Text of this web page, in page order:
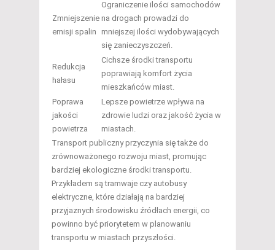
Zmniejszenie
emisji spalin
Ograniczenie ilości samochodów
na drogach prowadzi do
mniejszej ilości wydobywających
się zanieczyszczeń.
Redukcja
hałasu
Cichsze środki transportu
poprawiają komfort życia
mieszkańców miast.
Poprawa
jakości
powietrza
Lepsze powietrze wpływa na
zdrowie ludzi oraz jakość życia w
miastach.
Transport publiczny przyczynia się także do
zrównoważonego rozwoju miast, promując
bardziej ekologiczne środki transportu.
Przykładem są tramwaje czy autobusy
elektryczne, które działają na bardziej
przyjaznych środowisku źródłach energii, co
powinno być priorytetem w planowaniu
transportu w miastach przyszłości.